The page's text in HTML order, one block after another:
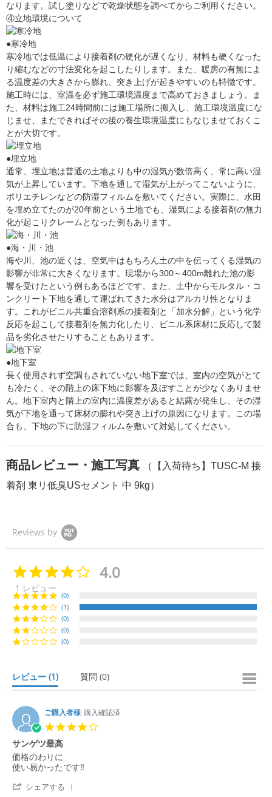
なります。試し塗りなどで乾燥状態を調べてからご利用ください。
④立地環境について
●寒冷地
寒冷地では低温により接着剤の硬化が遅くなり、材料も硬くなった
り縮むなどの寸法変化を起こしたりします。また、暖房の有無によ
る温度差の大きさから膨れ、突き上げが起きやすいのも特徴です。
施工時には、室温を必ず施工環境温度まで高めておきましょう。ま
た、材料は施工24時間前には施工場所に搬入し、施工環境温度にな
じませ、またできればその後の養生環境温度にもなじませておくこ
とが大切です。
●埋立地
通常、埋立地は普通の土地よりも中の湿気が数倍高く、常に高い湿
気が上昇しています。下地を通して湿気が上がってこないように、
ポリエチレンなどの防湿フィルムを敷いてください。実際に、水田
を埋め立てたのが20年前という土地でも、湿気による接着剤の無力
化が起こりクレームとなった例もあります。
●海・川・池
海や川、池の近くは、空気中はもちろん土の中を伝ってくる湿気の
影響が非常に大きくなります。現場から300～400m離れた池の影
響を受けたという例もあるほどです。また、土中からモルタル・コ
ンクリート下地を通して運ばれてきた水分はアルカリ性となりま
す。これがビニル共重合溶剤系の接着剤と「加水分解」という化学
反応を起こして接着剤を無力化したり、ビニル系床材に反応して製
品を劣化させたりすることもあります。
●地下室
長く使用されず空調もされていない地下室では、室内の空気がとて
も冷たく、その階上の床下地に影響を及ぼすことが少なくありませ
ん。地下室内と階上の室内に温度差があると結露が発生し、その湿
気が下地を通って床材の膨れや突き上げの原因になります。この場
合も、下地の下に防湿フィルムを敷いて対処してください。
商品レビュー・施工写真
（【入荷待ち】TUSC-M 接
着剤 東リ低臭USセメント 中 9kg）
Reviews by
a
n
g
4.0
1 レビュー
(0)
(1)
(0)
(0)
(0)
レビュー (1) 質問 (0)
ご購入者様 購入確認済
サンゲツ最高
R
e
i
r
e
i
価格のわりに
使い易かったです‼️
シェアする